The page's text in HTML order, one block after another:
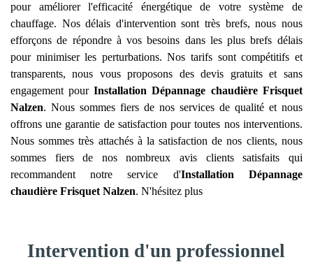
pour améliorer l'efficacité énergétique de votre système de
chauffage. Nos délais d'intervention sont très brefs, nous nous
efforçons de répondre à vos besoins dans les plus brefs délais
pour minimiser les perturbations. Nos tarifs sont compétitifs et
transparents, nous vous proposons des devis gratuits et sans
engagement pourInstallation Dépannage chaudière Frisquet
Nalzen. Nous sommes fiers de nos services de qualité et nous
offrons une garantie de satisfaction pour toutes nos interventions.
Nous sommes très attachés à la satisfaction de nos clients, nous
sommes fiers de nos nombreux avis clients satisfaits qui
recommandent notre service d'Installation Dépannage
chaudière Frisquet Nalzen. N'hésitez plus
Intervention d'un professionnel